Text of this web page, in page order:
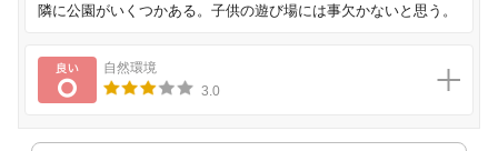
隣に公園がいくつかある。子供の遊び場には事欠かないと思う。
良い
自然環境
3.0